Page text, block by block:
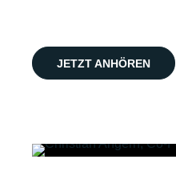
JETZT ANHÖREN